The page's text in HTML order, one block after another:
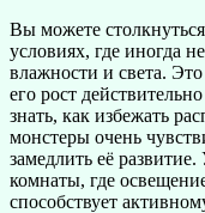
Вы можете
условиях, где иногда
влажности и света. Это
его рост
знать, как избежать
монстеры очень
замедлить её
комнаты, где
способствует